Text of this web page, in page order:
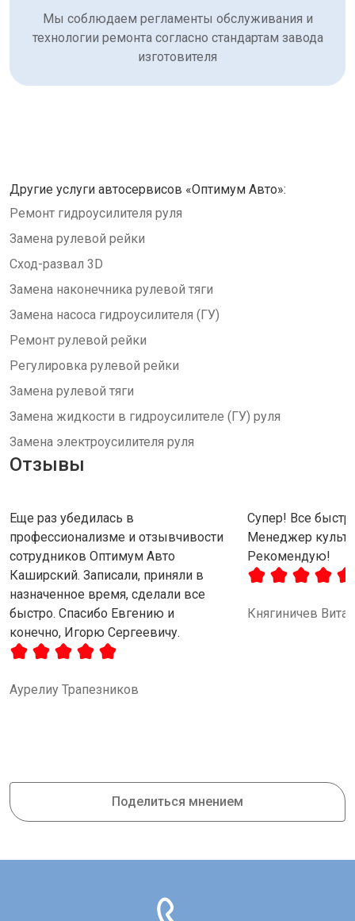
Отзывы
Еще раз убедилась в
профессионализме и отзывчивости
сотрудников Оптимум Авто
Каширский. Записали, приняли в
назначенное время, сделали все
быстро. Спасибо Евгению и
конечно, Игорю Сергеевичу.
Аурелиу Трапезников
Супер! Все
Менеджер
Рекомендую!
Княгиничев
Поделиться мнением
Мы соблюдаем регламенты обслуживания и
технологии ремонта согласно стандартам завода
изготовителя
Другие услуги автосервисов «Оптимум Авто»:
Ремонт гидроусилителя руля
Замена рулевой рейки
Сход-развал 3D
Замена наконечника рулевой тяги
Замена насоса гидроусилителя (ГУ)
Ремонт рулевой рейки
Регулировка рулевой рейки
Замена рулевой тяги
Замена жидкости в гидроусилителе (ГУ) руля
Замена электроусилителя руля